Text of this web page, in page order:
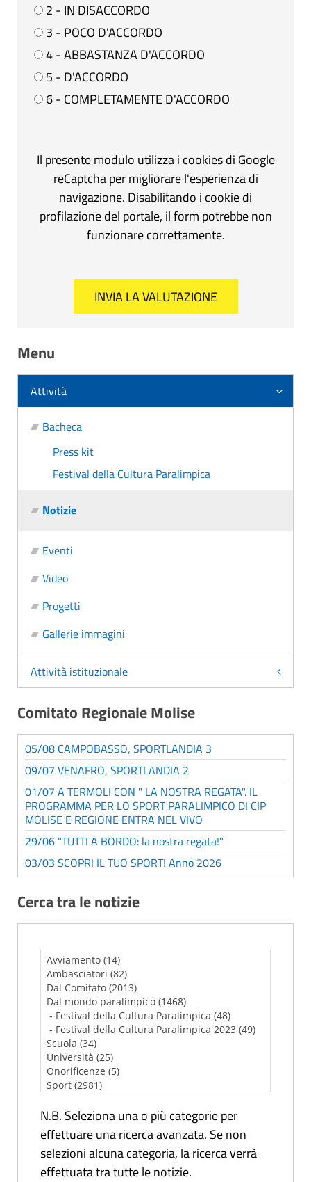
2 - IN DISACCORDO
3 - POCO D'ACCORDO
4 - ABBASTANZA D'ACCORDO
5 - D'ACCORDO
6 - COMPLETAMENTE D'ACCORDO
Il presente modulo utilizza i cookies di Google
reCaptcha per migliorare l'esperienza di
navigazione. Disabilitando i cookie di
profilazione del portale, il form potrebbe non
funzionare correttamente.
Menu
Attività
Bacheca
Press kit
Festival della Cultura Paralimpica
Notizie
Eventi
Video
Progetti
Gallerie immagini
Attività istituzionale
Comitato Regionale Molise
05/08 CAMPOBASSO, SPORTLANDIA 3
09/07 VENAFRO, SPORTLANDIA 2
01/07 A TERMOLI CON " LA NOSTRA REGATA". IL
PROGRAMMA PER LO SPORT PARALIMPICO DI CIP
MOLISE E REGIONE ENTRA NEL VIVO
29/06 "TUTTI A BORDO: la nostra regata!"
03/03 SCOPRI IL TUO SPORT! Anno 2026
Cerca tra le notizie
N.B. Seleziona una o più categorie per
effettuare una ricerca avanzata. Se non
selezioni alcuna categoria, la ricerca verrà
effettuata tra tutte le notizie.